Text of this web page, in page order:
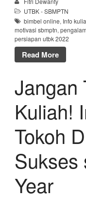
UTBK - SBMPTN
bimbel online, Info
motivasi sbmptn,
persiapan utbk 2022
Read More
Jangan
Kuliah!
Tokoh
Sukses
Year